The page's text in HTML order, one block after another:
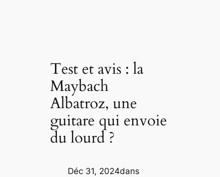
Test et avis : la
Maybach
Albatroz, une
guitare qui envoie
du lourd ?
Déc 31, 2024dans